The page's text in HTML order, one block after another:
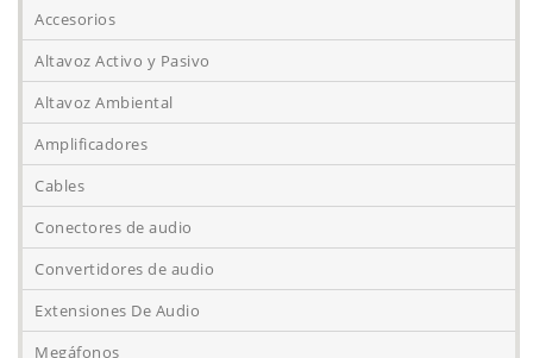
Accesorios
Altavoz Activo y Pasivo
Altavoz Ambiental
Amplificadores
Cables
Conectores de audio
Convertidores de audio
Extensiones De Audio
Megáfonos